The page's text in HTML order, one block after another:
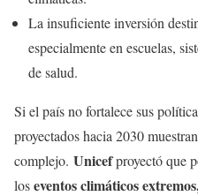
La insuficiente inversión
especialmente en escuelas,
de salud.
Si el país no fortalece sus
proyectados hacia 2030
complejo. Unicefproyectó que
loseventos climáticos